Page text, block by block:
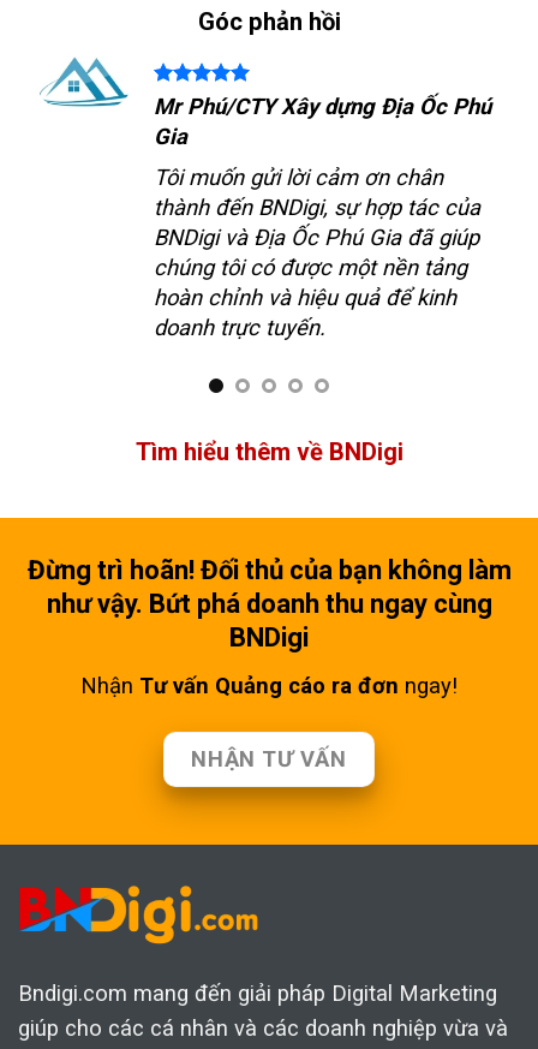
Góc phản hồi
Mr Cường/CTY Đá hoa cương
Thiên Lộc Phát
Chúng tôi đã từng hợp tác với
nhiều công ty truyền thông, nhiều
khi phải bỏ ngang vì họ không đáp
ứng được yêu cầu. May mắn hợp
tác cùng BNDigi, Thiên Lộc Phát đã
vững mạnh trên nền tảng số.
Tìm hiểu thêm về BNDigi
Đừng trì hoãn! Đối thủ của bạn không làm
như vậy. Bứt phá doanh thu ngay cùng
BNDigi
Nhận Tư vấn Quảng cáo ra đơn ngay!
NHẬN TƯ VẤN
Bndigi.com mang đến giải pháp Digital Marketing
giúp cho các cá nhân và các doanh nghiệp vừa và